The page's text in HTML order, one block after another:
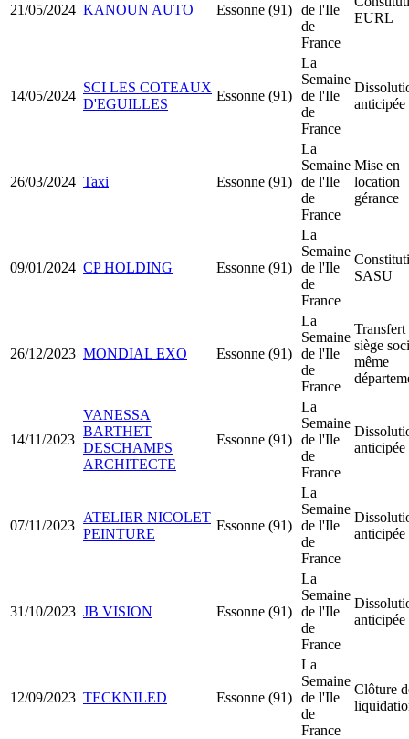
21/05/2024 KANOUN AUTO Essonne (91) de l'Ile
de
France
EURL
14/05/2024
SCI LES COTEAUX
D'EGUILLES
Essonne (91)
La
Semaine
de l'Ile
de
France
anticipée
26/03/2024 Taxi Essonne (91)
La
Semaine
de l'Ile
de
France
Mise en
location
gérance
09/01/2024 CP HOLDING Essonne (91)
La
Semaine
de l'Ile
de
France
SASU
26/12/2023 MONDIAL EXO Essonne (91)
La
Semaine
de l'Ile
de
France
Transfert
siège
même
14/11/2023
VANESSA
BARTHET
DESCHAMPS
ARCHITECTE
Essonne (91)
La
Semaine
de l'Ile
de
France
anticipée
07/11/2023
ATELIER NICOLET
PEINTURE
Essonne (91)
La
Semaine
de l'Ile
de
France
anticipée
31/10/2023 JB VISION Essonne (91)
La
Semaine
de l'Ile
de
France
anticipée
12/09/2023 TECKNILED Essonne (91)
La
Semaine
de l'Ile
de
France
Clôture